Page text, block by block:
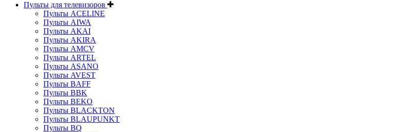
Пульты для телевизоров
Пульты ACELINE
Пульты AIWA
Пульты AKAI
Пульты AKIRA
Пульты AMCV
Пульты ARTEL
Пульты ASANO
Пульты AVEST
Пульты BAFF
Пульты BBK
Пульты BEKO
Пульты BLACKTON
Пульты BLAUPUNKT
Пульты BQ